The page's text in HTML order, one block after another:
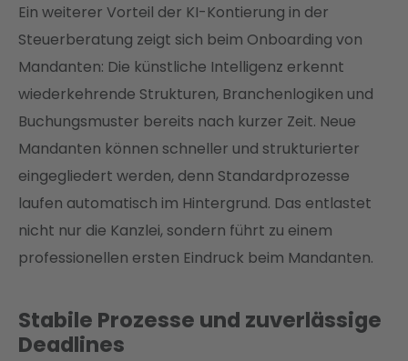
Ein weiterer Vorteil der KI-Kontierung in der
Steuerberatung zeigt sich beim Onboarding von
Mandanten: Die künstliche Intelligenz erkennt
wiederkehrende Strukturen, Branchenlogiken und
Buchungsmuster bereits nach kurzer Zeit. Neue
Mandanten können schneller und strukturierter
eingegliedert werden, denn Standardprozesse
laufen automatisch im Hintergrund. Das entlastet
nicht nur die Kanzlei, sondern führt zu einem
professionellen ersten Eindruck beim Mandanten.
Stabile Prozesse und zuverlässige
Deadlines